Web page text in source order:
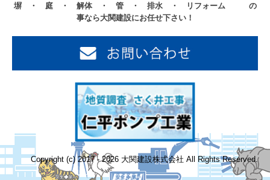
塀 ・ 庭 ・ 解体 ・ 管 ・ 排水 ・ リフォーム の
事なら大関建設にお任せ下さい！
Copyright (c) 2017 - 2026 大関建設株式会社 All Rights Reserved.